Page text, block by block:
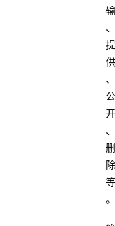
输
、
提
供
、
公
开
、
删
除
等
。